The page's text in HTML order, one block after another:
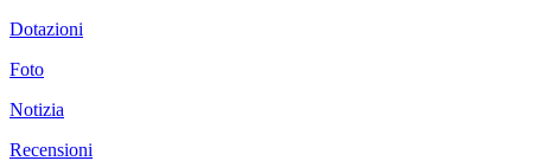
Dotazioni
Foto
Notizia
Recensioni